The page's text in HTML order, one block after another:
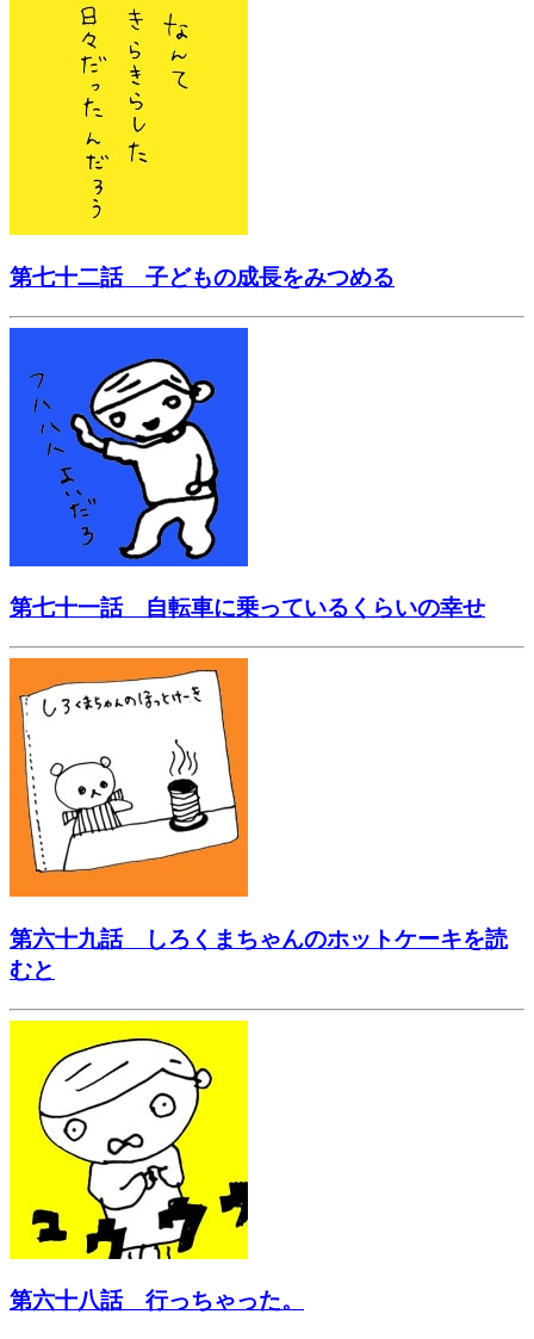
第七十二話 子どもの成長をみつめる
第七十一話 自転車に乗っているくらいの幸せ
第六十九話 しろくまちゃんのホットケーキを読
むと
第六十八話 行っちゃった。